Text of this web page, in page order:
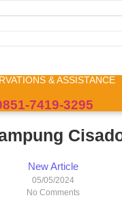
& ASSISTANCE
7419-3295
New Article
05/05/2024
No Comments